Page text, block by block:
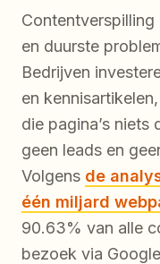
en duurste
Bedrijven
en
die pagina’s niets
geen leads en
Volgens de
één miljard
90.63% van alle
bezoek via